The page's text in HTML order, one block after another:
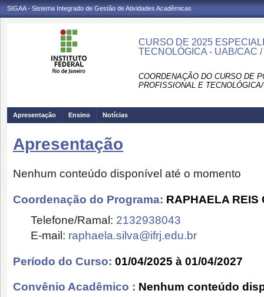
SIGAA - Sistema Integrado de Gestão de Atividades Acadêmicas
CURSO DE 2025
TECNOLÓGICA - UAB/CAC
COORDENAÇÃO DO CURSO DE
PROFISSIONAL E
Apresentação Ensino Notícias
Apresentação
Nenhum conteúdo disponível até o momento
Coordenação do Programa: RAPHAELA REIS
Telefone/Ramal: 2132938043
E-mail: raphaela.silva@ifrj.edu.br
Período do Curso: 01/04/2025 à 01/04/2027
Convênio Acadêmico : Nenhum conteúdo